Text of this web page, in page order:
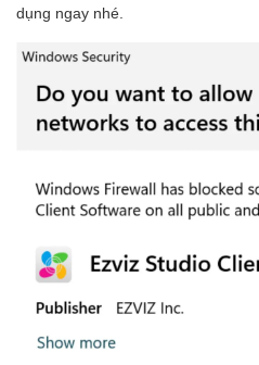
dụng ngay nhé.